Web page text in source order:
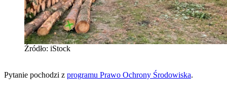
Źródło: iStock
Pytanie pochodzi z programu Prawo Ochrony Środowiska.